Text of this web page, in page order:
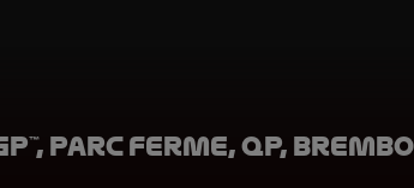
Parc Ferme, QP,